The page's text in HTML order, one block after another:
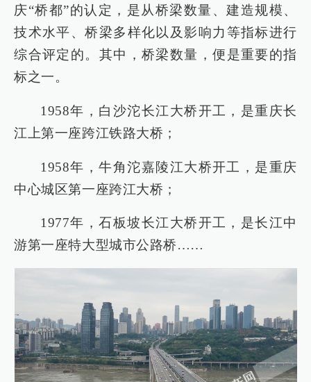
庆“桥都”的认定，是从桥梁数量、建造规模、
技术水平、桥梁多样化以及影响力等指标进行
综合评定的。其中，桥梁数量，便是重要的指
标之一。
1958年，白沙沱长江大桥开工，是重庆长
江上第一座跨江铁路大桥；
1958年，牛角沱嘉陵江大桥开工，是重庆
中心城区第一座跨江大桥；
1977年，石板坡长江大桥开工，是长江中
游第一座特大型城市公路桥……